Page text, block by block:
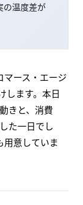
の温度差が
マース・エージ
します。本日
きと、消費
た一日でし
用意していま